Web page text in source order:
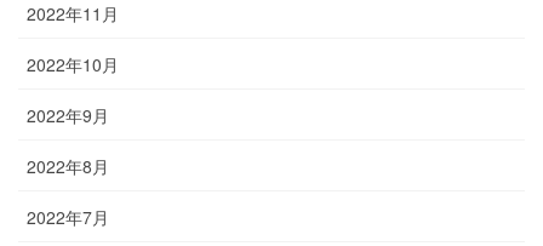
2022年11月
2022年10月
2022年9月
2022年8月
2022年7月